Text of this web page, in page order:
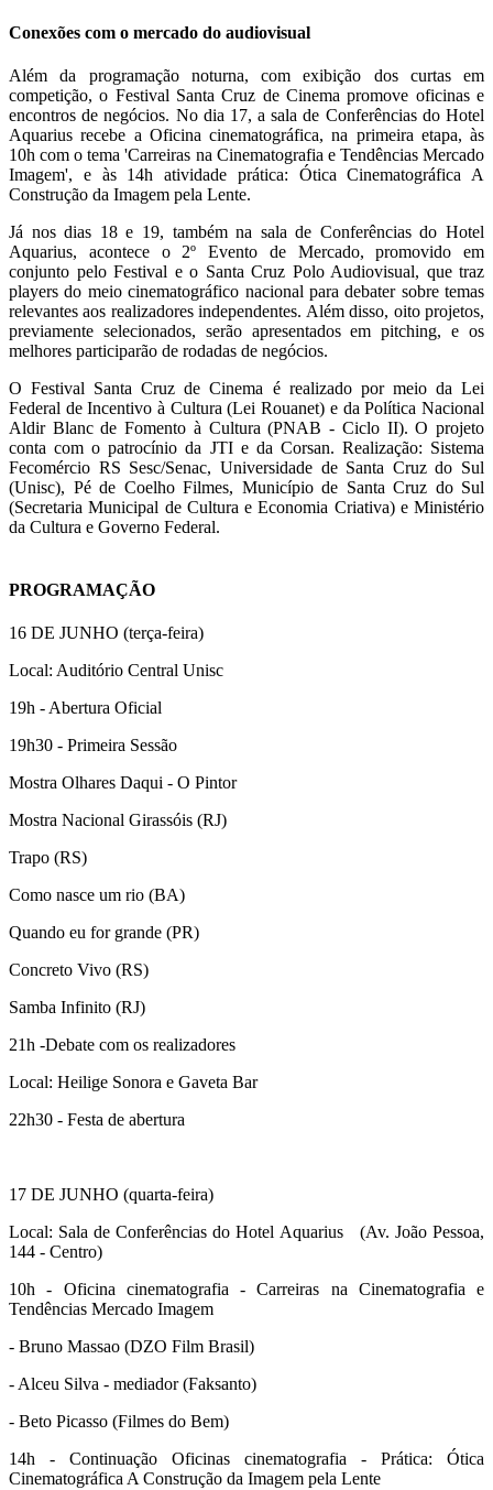
Conexões com o mercado do audiovisual
Além da programação noturna, com exibição dos curtas em
competição, o Festival Santa Cruz de Cinema promove oficinas e
encontros de negócios. No dia 17, a sala de Conferências do Hotel
Aquarius recebe a Oficina cinematográfica, na primeira etapa, às
10h com o tema 'Carreiras na Cinematografia e Tendências Mercado
Imagem', e às 14h atividade prática: Ótica Cinematográfica A
Construção da Imagem pela Lente.
Já nos dias 18 e 19, também na sala de Conferências do Hotel
Aquarius, acontece o 2º Evento de Mercado, promovido em
conjunto pelo Festival e o Santa Cruz Polo Audiovisual, que traz
players do meio cinematográfico nacional para debater sobre temas
relevantes aos realizadores independentes. Além disso, oito projetos,
previamente selecionados, serão apresentados em pitching, e os
melhores participarão de rodadas de negócios.
O Festival Santa Cruz de Cinema é realizado por meio da Lei
Federal de Incentivo à Cultura (Lei Rouanet) e da Política Nacional
Aldir Blanc de Fomento à Cultura (PNAB - Ciclo II). O projeto
conta com o patrocínio da JTI e da Corsan. Realização: Sistema
Fecomércio RS Sesc/Senac, Universidade de Santa Cruz do Sul
(Unisc), Pé de Coelho Filmes, Município de Santa Cruz do Sul
(Secretaria Municipal de Cultura e Economia Criativa) e Ministério
da Cultura e Governo Federal.
PROGRAMAÇÃO
16 DE JUNHO (terça-feira)
Local: Auditório Central Unisc
19h - Abertura Oficial
19h30 - Primeira Sessão
Mostra Olhares Daqui - O Pintor
Mostra Nacional Girassóis (RJ)
Trapo (RS)
Como nasce um rio (BA)
Quando eu for grande (PR)
Concreto Vivo (RS)
Samba Infinito (RJ)
21h -Debate com os realizadores
Local: Heilige Sonora e Gaveta Bar
22h30 - Festa de abertura
17 DE JUNHO (quarta-feira)
Local: Sala de Conferências do Hotel Aquarius (Av. João Pessoa,
144 - Centro)
10h - Oficina cinematografia - Carreiras na Cinematografia e
Tendências Mercado Imagem
- Bruno Massao (DZO Film Brasil)
- Alceu Silva - mediador (Faksanto)
- Beto Picasso (Filmes do Bem)
14h - Continuação Oficinas cinematografia - Prática: Ótica
Cinematográfica A Construção da Imagem pela Lente